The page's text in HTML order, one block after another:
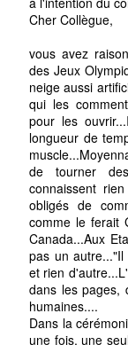
Cher Collègue,
vous avez
des Jeux
neige aussi
qui les
pour les
longueur de
de tourner
connaissent
obligés de
comme le ferait
Canada...Aux
pas un
et rien
dans les pages,
humaines....
Dans la
une fois, une